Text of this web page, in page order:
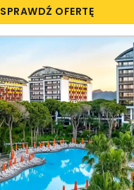
SPRAWDŹ OFERTĘ